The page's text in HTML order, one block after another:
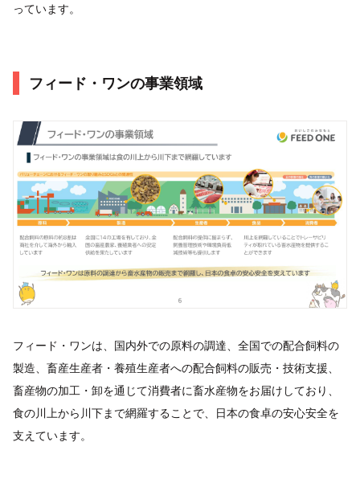
っています。
フィード・ワンの事業領域
フィード・ワンは、国内外での原料の調達、全国での配合飼料の
製造、畜産生産者・養殖生産者への配合飼料の販売・技術支援、
畜産物の加工・卸を通じて消費者に畜水産物をお届けしており、
食の川上から川下まで網羅することで、日本の食卓の安心安全を
支えています。